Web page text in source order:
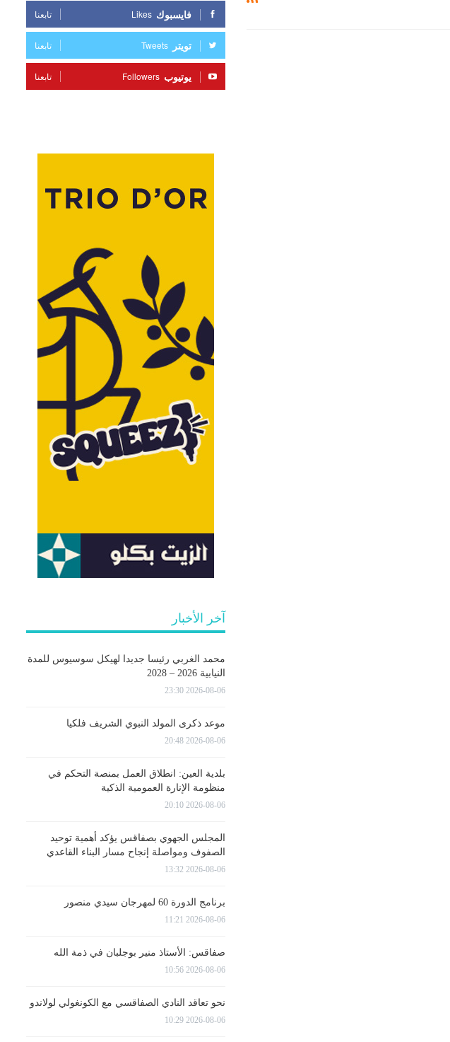
فايسبوك Likes تابعنا
تويتر Tweets تابعنا
يوتيوب Followers تابعنا
آخر الأخبار
محمد الغربي رئيسا جديدا لهيكل سوسيوس للمدة
النيابية 2026 – 2028
2026-08-06 23:30
موعد ذكرى المولد النبوي الشريف فلكيا
2026-08-06 20:48
بلدية العين: انطلاق العمل بمنصة التحكم في
منظومة الإنارة العمومية الذكية
2026-08-06 20:10
المجلس الجهوي بصفاقس يؤكد أهمية توحيد
الصفوف ومواصلة إنجاح مسار البناء القاعدي
2026-08-06 13:32
برنامج الدورة 60 لمهرجان سيدي منصور
2026-08-06 11:21
صفاقس: الأستاذ منير بوجلبان في ذمة الله
2026-08-06 10:56
نحو تعاقد النادي الصفاقسي مع الكونغولي لولاندو
2026-08-06 10:29